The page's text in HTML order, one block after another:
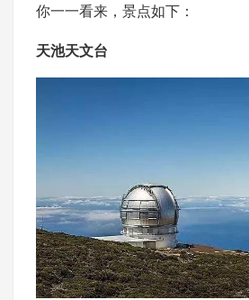
你一一看来，景点如下：
天池天文台